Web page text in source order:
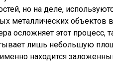
но на деле,
металлических объектов
осложняет этот процесс,
лишь небольшую
находится